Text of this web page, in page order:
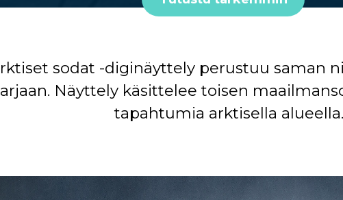
sodat -diginäyttely perustuu saman
Näyttely käsittelee toisen
tapahtumia arktisella alueella.